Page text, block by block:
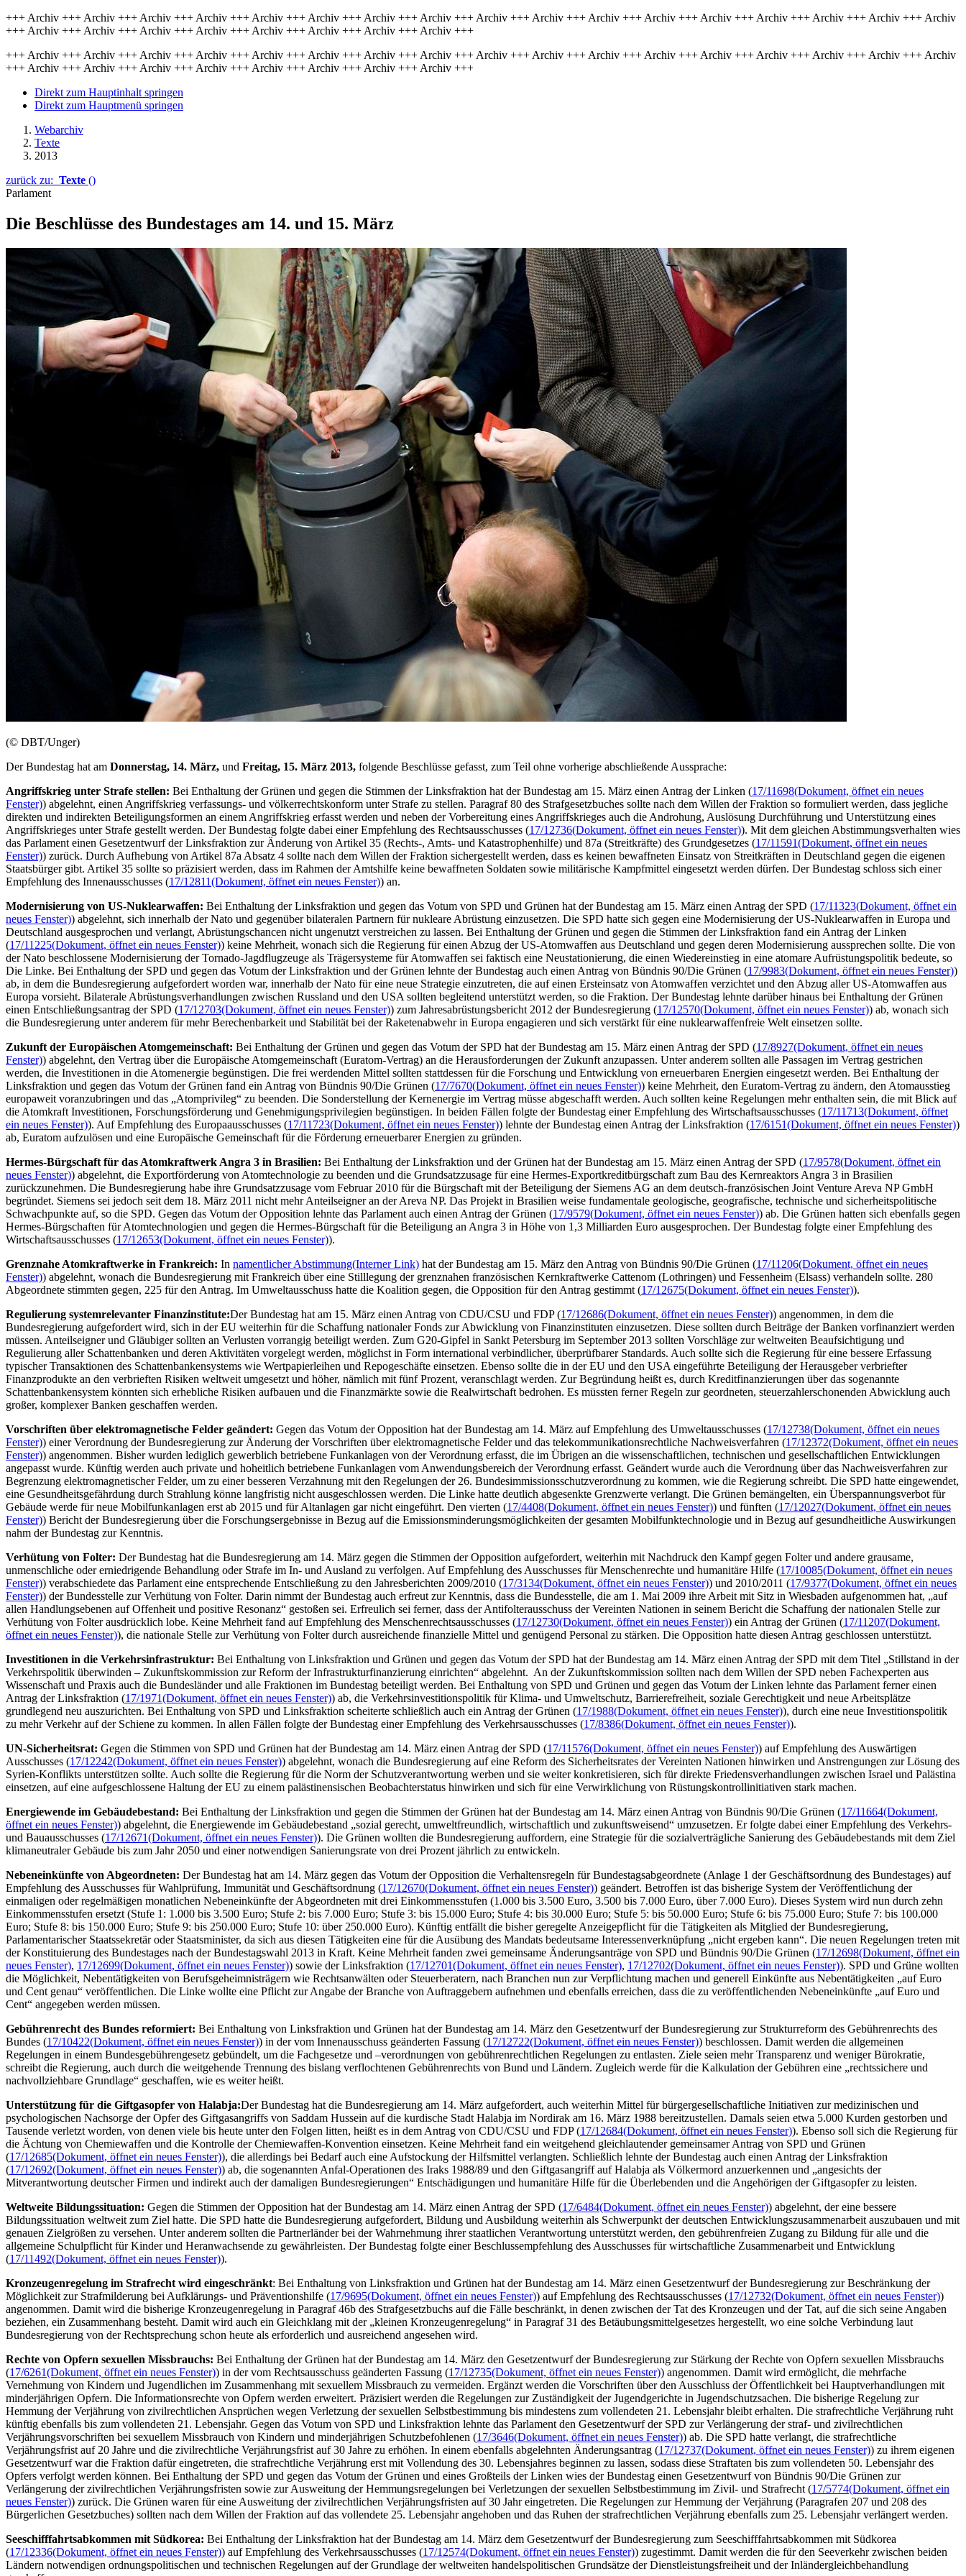
+++ Archiv +++ Archiv +++ Archiv +++ Archiv +++ Archiv +++ Archiv +++ Archiv +++ Archiv +++ Archiv +++ Archiv +++ Archiv +++ Archiv +++ Archiv +++ Archiv +++ Archiv +++ Archiv +++ Archiv
+++ Archiv +++ Archiv +++ Archiv +++ Archiv +++ Archiv +++ Archiv +++ Archiv +++ Archiv +++
+++ Archiv +++ Archiv +++ Archiv +++ Archiv +++ Archiv +++ Archiv +++ Archiv +++ Archiv +++ Archiv +++ Archiv +++ Archiv +++ Archiv +++ Archiv +++ Archiv +++ Archiv +++ Archiv +++ Archiv
+++ Archiv +++ Archiv +++ Archiv +++ Archiv +++ Archiv +++ Archiv +++ Archiv +++ Archiv +++
Direkt zum Hauptinhalt springen
Direkt zum Hauptmenü springen
Webarchiv
Texte
2013
zurück zu: Texte ()
Parlament
Die Beschlüsse des Bundestages am 14. und 15. März
(© DBT/Unger)
Der Bundestag hat am Donnerstag, 14. März, und Freitag, 15. März 2013, folgende Beschlüsse gefasst, zum Teil ohne vorherige abschließende Aussprache:
Angriffskrieg unter Strafe stellen: Bei Enthaltung der Grünen und gegen die Stimmen der Linksfraktion hat der Bundestag am 15. März einen Antrag der Linken (17/11698(Dokument, öffnet ein neues
Fenster)) abgelehnt, einen Angriffskrieg verfassungs- und völkerrechtskonform unter Strafe zu stellen. Paragraf 80 des Strafgesetzbuches sollte nach dem Willen der Fraktion so formuliert werden, dass jegliche
direkten und indirekten Beteiligungsformen an einem Angriffskrieg erfasst werden und neben der Vorbereitung eines Angriffskrieges auch die Androhung, Auslösung Durchführung und Unterstützung eines
Angriffskrieges unter Strafe gestellt werden. Der Bundestag folgte dabei einer Empfehlung des Rechtsausschusses (17/12736(Dokument, öffnet ein neues Fenster)). Mit dem gleichen Abstimmungsverhalten wies
das Parlament einen Gesetzentwurf der Linksfraktion zur Änderung von Artikel 35 (Rechts-, Amts- und Katastrophenhilfe) und 87a (Streitkräfte) des Grundgesetzes (17/11591(Dokument, öffnet ein neues
Fenster)) zurück. Durch Aufhebung von Artikel 87a Absatz 4 sollte nach dem Willen der Fraktion sichergestellt werden, dass es keinen bewaffneten Einsatz von Streitkräften in Deutschland gegen die eigenen
Staatsbürger gibt. Artikel 35 sollte so präzisiert werden, dass im Rahmen der Amtshilfe keine bewaffneten Soldaten sowie militärische Kampfmittel eingesetzt werden dürfen. Der Bundestag schloss sich einer
Empfehlung des Innenausschusses (17/12811(Dokument, öffnet ein neues Fenster)) an.
Modernisierung von US-Nuklearwaffen: Bei Enthaltung der Linksfraktion und gegen das Votum von SPD und Grünen hat der Bundestag am 15. März einen Antrag der SPD (17/11323(Dokument, öffnet ein
neues Fenster)) abgelehnt, sich innerhalb der Nato und gegenüber bilateralen Partnern für nukleare Abrüstung einzusetzen. Die SPD hatte sich gegen eine Modernisierung der US-Nuklearwaffen in Europa und
Deutschland ausgesprochen und verlangt, Abrüstungschancen nicht ungenutzt verstreichen zu lassen. Bei Enthaltung der Grünen und gegen die Stimmen der Linksfraktion fand ein Antrag der Linken
(17/11225(Dokument, öffnet ein neues Fenster)) keine Mehrheit, wonach sich die Regierung für einen Abzug der US-Atomwaffen aus Deutschland und gegen deren Modernisierung aussprechen sollte. Die von
der Nato beschlossene Modernisierung der Tornado-Jagdflugzeuge als Trägersysteme für Atomwaffen sei faktisch eine Neustationierung, die einen Wiedereinstieg in eine atomare Aufrüstungspolitik bedeute, so
Die Linke. Bei Enthaltung der SPD und gegen das Votum der Linksfraktion und der Grünen lehnte der Bundestag auch einen Antrag von Bündnis 90/Die Grünen (17/9983(Dokument, öffnet ein neues Fenster))
ab, in dem die Bundesregierung aufgefordert worden war, innerhalb der Nato für eine neue Strategie einzutreten, die auf einen Ersteinsatz von Atomwaffen verzichtet und den Abzug aller US-Atomwaffen aus
Europa vorsieht. Bilaterale Abrüstungsverhandlungen zwischen Russland und den USA sollten begleitend unterstützt werden, so die Fraktion. Der Bundestag lehnte darüber hinaus bei Enthaltung der Grünen
einen Entschließungsantrag der SPD (17/12703(Dokument, öffnet ein neues Fenster)) zum Jahresabrüstungsbericht 2012 der Bundesregierung (17/12570(Dokument, öffnet ein neues Fenster)) ab, wonach sich
die Bundesregierung unter anderem für mehr Berechenbarkeit und Stabilität bei der Raketenabwehr in Europa engagieren und sich verstärkt für eine nuklearwaffenfreie Welt einsetzen sollte.
Zukunft der Europäischen Atomgemeinschaft: Bei Enthaltung der Grünen und gegen das Votum der SPD hat der Bundestag am 15. März einen Antrag der SPD (17/8927(Dokument, öffnet ein neues
Fenster)) abgelehnt, den Vertrag über die Europäische Atomgemeinschaft (Euratom-Vertrag) an die Herausforderungen der Zukunft anzupassen. Unter anderem sollten alle Passagen im Vertrag gestrichen
werden, die Investitionen in die Atomenergie begünstigen. Die frei werdenden Mittel sollten stattdessen für die Forschung und Entwicklung von erneuerbaren Energien eingesetzt werden. Bei Enthaltung der
Linksfraktion und gegen das Votum der Grünen fand ein Antrag von Bündnis 90/Die Grünen (17/7670(Dokument, öffnet ein neues Fenster)) keine Mehrheit, den Euratom-Vertrag zu ändern, den Atomausstieg
europaweit voranzubringen und das „Atomprivileg“ zu beenden. Die Sonderstellung der Kernenergie im Vertrag müsse abgeschafft werden. Auch sollten keine Regelungen mehr enthalten sein, die mit Blick auf
die Atomkraft Investitionen, Forschungsförderung und Genehmigungsprivilegien begünstigen. In beiden Fällen folgte der Bundestag einer Empfehlung des Wirtschaftsausschusses (17/11713(Dokument, öffnet
ein neues Fenster)). Auf Empfehlung des Europaausschusses (17/11723(Dokument, öffnet ein neues Fenster)) lehnte der Bundestag einen Antrag der Linksfraktion (17/6151(Dokument, öffnet ein neues Fenster))
ab, Euratom aufzulösen und eine Europäische Gemeinschaft für die Förderung erneuerbarer Energien zu gründen.
Hermes-Bürgschaft für das Atomkraftwerk Angra 3 in Brasilien: Bei Enthaltung der Linksfraktion und der Grünen hat der Bundestag am 15. März einen Antrag der SPD (17/9578(Dokument, öffnet ein
neues Fenster)) abgelehnt, die Exportförderung von Atomtechnologie zu beenden und die Grundsatzzusage für eine Hermes-Exportkreditbürgschaft zum Bau des Kernreaktors Angra 3 in Brasilien
zurückzunehmen. Die Bundesregierung habe ihre Grundsatzzusage vom Februar 2010 für die Bürgschaft mit der Beteiligung der Siemens AG an dem deutsch-französischen Joint Venture Areva NP GmbH
begründet. Siemens sei jedoch seit dem 18. März 2011 nicht mehr Anteilseigner an der Areva NP. Das Projekt in Brasilien weise fundamentale geologische, geografische, technische und sicherheitspolitische
Schwachpunkte auf, so die SPD. Gegen das Votum der Opposition lehnte das Parlament auch einen Antrag der Grünen (17/9579(Dokument, öffnet ein neues Fenster)) ab. Die Grünen hatten sich ebenfalls gegen
Hermes-Bürgschaften für Atomtechnologien und gegen die Hermes-Bürgschaft für die Beteiligung an Angra 3 in Höhe von 1,3 Milliarden Euro ausgesprochen. Der Bundestag folgte einer Empfehlung des
Wirtschaftsausschusses (17/12653(Dokument, öffnet ein neues Fenster)).
Grenznahe Atomkraftwerke in Frankreich: In namentlicher Abstimmung(Interner Link) hat der Bundestag am 15. März den Antrag von Bündnis 90/Die Grünen (17/11206(Dokument, öffnet ein neues
Fenster)) abgelehnt, wonach die Bundesregierung mit Frankreich über eine Stilllegung der grenznahen französischen Kernkraftwerke Cattenom (Lothringen) und Fessenheim (Elsass) verhandeln sollte. 280
Abgeordnete stimmten gegen, 225 für den Antrag. Im Umweltausschuss hatte die Koalition gegen, die Opposition für den Antrag gestimmt (17/12675(Dokument, öffnet ein neues Fenster)).
Regulierung systemrelevanter Finanzinstitute:Der Bundestag hat am 15. März einen Antrag von CDU/CSU und FDP (17/12686(Dokument, öffnet ein neues Fenster)) angenommen, in dem die
Bundesregierung aufgefordert wird, sich in der EU weiterhin für die Schaffung nationalerFonds zur Abwicklung von Finanzinstituten einzusetzen. Diese sollten durch Beiträge der Banken vorfinanziert werden
müssen. Anteilseigner und Gläubiger sollten an Verlusten vorrangig beteiligt werden. Zum G20-Gipfel in Sankt Petersburg im September 2013 sollten Vorschläge zur weltweiten Beaufsichtigung und
Regulierung aller Schattenbanken und deren Aktivitäten vorgelegt werden, möglichst in Form international verbindlicher, überprüfbarer Standards. Auch sollte sich die Regierung für eine bessere Erfassung
typischer Transaktionen des Schattenbankensystems wie Wertpapierleihen und Repogeschäfte einsetzen. Ebenso sollte die in der EU und den USA eingeführte Beteiligung der Herausgeber verbriefter
Finanzprodukte an den verbrieften Risiken weltweit umgesetzt und höher, nämlich mit fünf Prozent, veranschlagt werden. Zur Begründung heißt es, durch Kreditfinanzierungen über das sogenannte
Schattenbankensystem könnten sich erhebliche Risiken aufbauen und die Finanzmärkte sowie die Realwirtschaft bedrohen. Es müssten ferner Regeln zur geordneten, steuerzahlerschonenden Abwicklung auch
großer, komplexer Banken geschaffen werden.
Vorschriften über elektromagnetische Felder geändert: Gegen das Votum der Opposition hat der Bundestag am 14. März auf Empfehlung des Umweltausschusses (17/12738(Dokument, öffnet ein neues
Fenster)) einer Verordnung der Bundesregierung zur Änderung der Vorschriften über elektromagnetische Felder und das telekommunikationsrechtliche Nachweisverfahren (17/12372(Dokument, öffnet ein neues
Fenster)) angenommen. Bisher wurden lediglich gewerblich betriebene Funkanlagen von der Verordnung erfasst, die im Übrigen an die wissenschaftlichen, technischen und gesellschaftlichen Entwicklungen
angepasst wurde. Künftig werden auch private und hoheitlich betriebene Funkanlagen vom Anwendungsbereich der Verordnung erfasst. Geändert wurde auch die Verordnung über das Nachweisverfahren zur
Begrenzung elektromagnetischer Felder, um zu einer besseren Verzahnung mit den Regelungen der 26. Bundesimmissionsschutzverordnung zu kommen, wie die Regierung schreibt. Die SPD hatte eingewendet,
eine Gesundheitsgefährdung durch Strahlung könne langfristig nicht ausgeschlossen werden. Die Linke hatte deutlich abgesenkte Grenzwerte verlangt. Die Grünen bemängelten, ein Überspannungsverbot für
Gebäude werde für neue Mobilfunkanlagen erst ab 2015 und für Altanlagen gar nicht eingeführt. Den vierten (17/4408(Dokument, öffnet ein neues Fenster)) und fünften (17/12027(Dokument, öffnet ein neues
Fenster)) Bericht der Bundesregierung über die Forschungsergebnisse in Bezug auf die Emissionsminderungsmöglichkeiten der gesamten Mobilfunktechnologie und in Bezug auf gesundheitliche Auswirkungen
nahm der Bundestag zur Kenntnis.
Verhütung von Folter: Der Bundestag hat die Bundesregierung am 14. März gegen die Stimmen der Opposition aufgefordert, weiterhin mit Nachdruck den Kampf gegen Folter und andere grausame,
unmenschliche oder erniedrigende Behandlung oder Strafe im In- und Ausland zu verfolgen. Auf Empfehlung des Ausschusses für Menschenrechte und humanitäre Hilfe (17/10085(Dokument, öffnet ein neues
Fenster)) verabschiedete das Parlament eine entsprechende Entschließung zu den Jahresberichten 2009/2010 (17/3134(Dokument, öffnet ein neues Fenster)) und 2010/2011 (17/9377(Dokument, öffnet ein neues
Fenster)) der Bundesstelle zur Verhütung von Folter. Darin nimmt der Bundestag auch erfreut zur Kenntnis, dass die Bundesstelle, die am 1. Mai 2009 ihre Arbeit mit Sitz in Wiesbaden aufgenommen hat, „auf
allen Handlungsebenen auf Offenheit und positive Resonanz“ gestoßen sei. Erfreulich sei ferner, dass der Antifolterausschuss der Vereinten Nationen in seinem Bericht die Schaffung der nationalen Stelle zur
Verhütung von Folter ausdrücklich lobe. Keine Mehrheit fand auf Empfehlung des Menschenrechtsausschusses (17/12730(Dokument, öffnet ein neues Fenster)) ein Antrag der Grünen (17/11207(Dokument,
öffnet ein neues Fenster)), die nationale Stelle zur Verhütung von Folter durch ausreichende finanzielle Mittel und genügend Personal zu stärken. Die Opposition hatte diesen Antrag geschlossen unterstützt.
Investitionen in die Verkehrsinfrastruktur: Bei Enthaltung von Linksfraktion und Grünen und gegen das Votum der SPD hat der Bundestag am 14. März einen Antrag der SPD mit dem Titel „Stillstand in der
Verkehrspolitik überwinden – Zukunftskommission zur Reform der Infrastrukturfinanzierung einrichten“ abgelehnt. An der Zukunftskommission sollten nach dem Willen der SPD neben Fachexperten aus
Wissenschaft und Praxis auch die Bundesländer und alle Fraktionen im Bundestag beteiligt werden. Bei Enthaltung von SPD und Grünen und gegen das Votum der Linken lehnte das Parlament ferner einen
Antrag der Linksfraktion (17/1971(Dokument, öffnet ein neues Fenster)) ab, die Verkehrsinvestitionspolitik für Klima- und Umweltschutz, Barrierefreiheit, soziale Gerechtigkeit und neue Arbeitsplätze
grundlegend neu auszurichten. Bei Enthaltung von SPD und Linksfraktion scheiterte schließlich auch ein Antrag der Grünen (17/1988(Dokument, öffnet ein neues Fenster)), durch eine neue Investitionspolitik
zu mehr Verkehr auf der Schiene zu kommen. In allen Fällen folgte der Bundestag einer Empfehlung des Verkehrsausschusses (17/8386(Dokument, öffnet ein neues Fenster)).
UN-Sicherheitsrat: Gegen die Stimmen von SPD und Grünen hat der Bundestag am 14. März einen Antrag der SPD (17/11576(Dokument, öffnet ein neues Fenster)) auf Empfehlung des Auswärtigen
Ausschusses (17/12242(Dokument, öffnet ein neues Fenster)) abgelehnt, wonach die Bundesregierung auf eine Reform des Sicherheitsrates der Vereinten Nationen hinwirken und Anstrengungen zur Lösung des
Syrien-Konflikts unterstützen sollte. Auch sollte die Regierung für die Norm der Schutzverantwortung werben und sie weiter konkretisieren, sich für direkte Friedensverhandlungen zwischen Israel und Palästina
einsetzen, auf eine aufgeschlossene Haltung der EU zu einem palästinensischen Beobachterstatus hinwirken und sich für eine Verwirklichung von Rüstungskontrollinitiativen stark machen.
Energiewende im Gebäudebestand: Bei Enthaltung der Linksfraktion und gegen die Stimmen der Grünen hat der Bundestag am 14. März einen Antrag von Bündnis 90/Die Grünen (17/11664(Dokument,
öffnet ein neues Fenster)) abgelehnt, die Energiewende im Gebäudebestand „sozial gerecht, umweltfreundlich, wirtschaftlich und zukunftsweisend“ umzusetzen. Er folgte dabei einer Empfehlung des Verkehrs-
und Bauausschusses (17/12671(Dokument, öffnet ein neues Fenster)). Die Grünen wollten die Bundesregierung auffordern, eine Strategie für die sozialverträgliche Sanierung des Gebäudebestands mit dem Ziel
klimaneutraler Gebäude bis zum Jahr 2050 und einer notwendigen Sanierungsrate von drei Prozent jährlich zu entwickeln.
Nebeneinkünfte von Abgeordneten: Der Bundestag hat am 14. März gegen das Votum der Opposition die Verhaltensregeln für Bundestagsabgeordnete (Anlage 1 der Geschäftsordnung des Bundestages) auf
Empfehlung des Ausschusses für Wahlprüfung, Immunität und Geschäftsordnung (17/12670(Dokument, öffnet ein neues Fenster)) geändert. Betroffen ist das bisherige System der Veröffentlichung der
einmaligen oder regelmäßigen monatlichen Nebeneinkünfte der Abgeordneten mit drei Einkommensstufen (1.000 bis 3.500 Euro, 3.500 bis 7.000 Euro, über 7.000 Euro). Dieses System wird nun durch zehn
Einkommensstufen ersetzt (Stufe 1: 1.000 bis 3.500 Euro; Stufe 2: bis 7.000 Euro; Stufe 3: bis 15.000 Euro; Stufe 4: bis 30.000 Euro; Stufe 5: bis 50.000 Euro; Stufe 6: bis 75.000 Euro; Stufe 7: bis 100.000
Euro; Stufe 8: bis 150.000 Euro; Stufe 9: bis 250.000 Euro; Stufe 10: über 250.000 Euro). Künftig entfällt die bisher geregelte Anzeigepflicht für die Tätigkeiten als Mitglied der Bundesregierung,
Parlamentarischer Staatssekretär oder Staatsminister, da sich aus diesen Tätigkeiten eine für die Ausübung des Mandats bedeutsame Interessenverknüpfung „nicht ergeben kann“. Die neuen Regelungen treten mit
der Konstituierung des Bundestages nach der Bundestagswahl 2013 in Kraft. Keine Mehrheit fanden zwei gemeinsame Änderungsanträge von SPD und Bündnis 90/Die Grünen (17/12698(Dokument, öffnet ein
neues Fenster), 17/12699(Dokument, öffnet ein neues Fenster)) sowie der Linksfraktion (17/12701(Dokument, öffnet ein neues Fenster), 17/12702(Dokument, öffnet ein neues Fenster)). SPD und Grüne wollten
die Möglichkeit, Nebentätigkeiten von Berufsgeheimnisträgern wie Rechtsanwälten oder Steuerberatern, nach Branchen nun zur Verpflichtung machen und generell Einkünfte aus Nebentätigkeiten „auf Euro
und Cent genau“ veröffentlichen. Die Linke wollte eine Pflicht zur Angabe der Branche von Auftraggebern aufnehmen und ebenfalls erreichen, dass die zu veröffentlichenden Nebeneinkünfte „auf Euro und
Cent“ angegeben werden müssen.
Gebührenrecht des Bundes reformiert: Bei Enthaltung von Linksfraktion und Grünen hat der Bundestag am 14. März den Gesetzentwurf der Bundesregierung zur Strukturreform des Gebührenrechts des
Bundes (17/10422(Dokument, öffnet ein neues Fenster)) in der vom Innenausschuss geänderten Fassung (17/12722(Dokument, öffnet ein neues Fenster)) beschlossen. Damit werden die allgemeinen
Regelungen in einem Bundesgebührengesetz gebündelt, um die Fachgesetze und –verordnungen von gebührenrechtlichen Regelungen zu entlasten. Ziele seien mehr Transparenz und weniger Bürokratie,
schreibt die Regierung, auch durch die weitgehende Trennung des bislang verflochtenen Gebührenrechts von Bund und Ländern. Zugleich werde für die Kalkulation der Gebühren eine „rechtssichere und
nachvollziehbare Grundlage“ geschaffen, wie es weiter heißt.
Unterstützung für die Giftgasopfer von Halabja:Der Bundestag hat die Bundesregierung am 14. März aufgefordert, auch weiterhin Mittel für bürgergesellschaftliche Initiativen zur medizinischen und
psychologischen Nachsorge der Opfer des Giftgasangriffs von Saddam Hussein auf die kurdische Stadt Halabja im Nordirak am 16. März 1988 bereitzustellen. Damals seien etwa 5.000 Kurden gestorben und
Tausende verletzt worden, von denen viele bis heute unter den Folgen litten, heißt es in dem Antrag von CDU/CSU und FDP (17/12684(Dokument, öffnet ein neues Fenster)). Ebenso soll sich die Regierung für
die Ächtung von Chemiewaffen und die Kontrolle der Chemiewaffen-Konvention einsetzen. Keine Mehrheit fand ein weitgehend gleichlautender gemeinsamer Antrag von SPD und Grünen
(17/12685(Dokument, öffnet ein neues Fenster)), die allerdings bei Bedarf auch eine Aufstockung der Hilfsmittel verlangten. Schließlich lehnte der Bundestag auch einen Antrag der Linksfraktion
(17/12692(Dokument, öffnet ein neues Fenster)) ab, die sogenannten Anfal-Operationen des Iraks 1988/89 und den Giftgasangriff auf Halabja als Völkermord anzuerkennen und „angesichts der
Mitverantwortung deutscher Firmen und indirekt auch der damaligen Bundesregierungen“ Entschädigungen und humanitäre Hilfe für die Überlebenden und die Angehörigen der Giftgasopfer zu leisten.
Weltweite Bildungssituation: Gegen die Stimmen der Opposition hat der Bundestag am 14. März einen Antrag der SPD (17/6484(Dokument, öffnet ein neues Fenster)) abgelehnt, der eine bessere
Bildungssituation weltweit zum Ziel hatte. Die SPD hatte die Bundesregierung aufgefordert, Bildung und Ausbildung weiterhin als Schwerpunkt der deutschen Entwicklungszusammenarbeit auszubauen und mit
genauen Zielgrößen zu versehen. Unter anderem sollten die Partnerländer bei der Wahrnehmung ihrer staatlichen Verantwortung unterstützt werden, den gebührenfreien Zugang zu Bildung für alle und die
allgemeine Schulpflicht für Kinder und Heranwachsende zu gewährleisten. Der Bundestag folgte einer Beschlussempfehlung des Ausschusses für wirtschaftliche Zusammenarbeit und Entwicklung
(17/11492(Dokument, öffnet ein neues Fenster)).
Kronzeugenregelung im Strafrecht wird eingeschränkt: Bei Enthaltung von Linksfraktion und Grünen hat der Bundestag am 14. März einen Gesetzentwurf der Bundesregierung zur Beschränkung der
Möglichkeit zur Strafmilderung bei Aufklärungs- und Präventionshilfe (17/9695(Dokument, öffnet ein neues Fenster)) auf Empfehlung des Rechtsausschusses (17/12732(Dokument, öffnet ein neues Fenster))
angenommen. Damit wird die bisherige Kronzeugenregelung in Paragraf 46b des Strafgesetzbuchs auf die Fälle beschränkt, in denen zwischen der Tat des Kronzeugen und der Tat, auf die sich seine Angaben
beziehen, ein Zusammenhang besteht. Damit wird auch ein Gleichklang mit der „kleinen Kronzeugenregelung“ in Paragraf 31 des Betäubungsmittelgesetzes hergestellt, wo eine solche Verbindung laut
Bundesregierung von der Rechtsprechung schon heute als erforderlich und ausreichend angesehen wird.
Rechte von Opfern sexuellen Missbrauchs: Bei Enthaltung der Grünen hat der Bundestag am 14. März den Gesetzentwurf der Bundesregierung zur Stärkung der Rechte von Opfern sexuellen Missbrauchs
(17/6261(Dokument, öffnet ein neues Fenster)) in der vom Rechtsausschuss geänderten Fassung (17/12735(Dokument, öffnet ein neues Fenster)) angenommen. Damit wird ermöglicht, die mehrfache
Vernehmung von Kindern und Jugendlichen im Zusammenhang mit sexuellem Missbrauch zu vermeiden. Ergänzt werden die Vorschriften über den Ausschluss der Öffentlichkeit bei Hauptverhandlungen mit
minderjährigen Opfern. Die Informationsrechte von Opfern werden erweitert. Präzisiert werden die Regelungen zur Zuständigkeit der Jugendgerichte in Jugendschutzsachen. Die bisherige Regelung zur
Hemmung der Verjährung von zivilrechtlichen Ansprüchen wegen Verletzung der sexuellen Selbstbestimmung bis mindestens zum vollendeten 21. Lebensjahr bleibt erhalten. Die strafrechtliche Verjährung ruht
künftig ebenfalls bis zum vollendeten 21. Lebensjahr. Gegen das Votum von SPD und Linksfraktion lehnte das Parlament den Gesetzentwurf der SPD zur Verlängerung der straf- und zivilrechtlichen
Verjährungsvorschriften bei sexuellem Missbrauch von Kindern und minderjährigen Schutzbefohlenen (17/3646(Dokument, öffnet ein neues Fenster)) ab. Die SPD hatte verlangt, die strafrechtliche
Verjährungsfrist auf 20 Jahre und die zivilrechtliche Verjährungsfrist auf 30 Jahre zu erhöhen. In einem ebenfalls abgelehnten Änderungsantrag (17/12737(Dokument, öffnet ein neues Fenster)) zu ihrem eigenen
Gesetzentwurf war die Fraktion dafür eingetreten, die strafrechtliche Verjährung erst mit Vollendung des 30. Lebensjahres beginnen zu lassen, sodass diese Straftaten bis zum vollendeten 50. Lebensjahr des
Opfers verfolgt werden können. Bei Enthaltung der SPD und gegen das Votum der Grünen und eines Großteils der Linken wies der Bundestag einen Gesetzentwurf von Bündnis 90/Die Grünen zur
Verlängerung der zivilrechtlichen Verjährungsfristen sowie zur Ausweitung der Hemmungsregelungen bei Verletzungen der sexuellen Selbstbestimmung im Zivil- und Strafrecht (17/5774(Dokument, öffnet ein
neues Fenster)) zurück. Die Grünen waren für eine Ausweitung der zivilrechtlichen Verjährungsfristen auf 30 Jahr eingetreten. Die Regelungen zur Hemmung der Verjährung (Paragrafen 207 und 208 des
Bürgerlichen Gesetzbuches) sollten nach dem Willen der Fraktion auf das vollendete 25. Lebensjahr angehoben und das Ruhen der strafrechtlichen Verjährung ebenfalls zum 25. Lebensjahr verlängert werden.
Seeschifffahrtsabkommen mit Südkorea: Bei Enthaltung der Linksfraktion hat der Bundestag am 14. März dem Gesetzentwurf der Bundesregierung zum Seeschifffahrtsabkommen mit Südkorea
(17/12336(Dokument, öffnet ein neues Fenster)) auf Empfehlung des Verkehrsausschusses (17/12574(Dokument, öffnet ein neues Fenster)) zugestimmt. Damit werden die für den Seeverkehr zwischen beiden
Ländern notwendigen ordnungspolitischen und technischen Regelungen auf der Grundlage der weltweiten handelspolitischen Grundsätze der Dienstleistungsfreiheit und der Inländergleichbehandlung